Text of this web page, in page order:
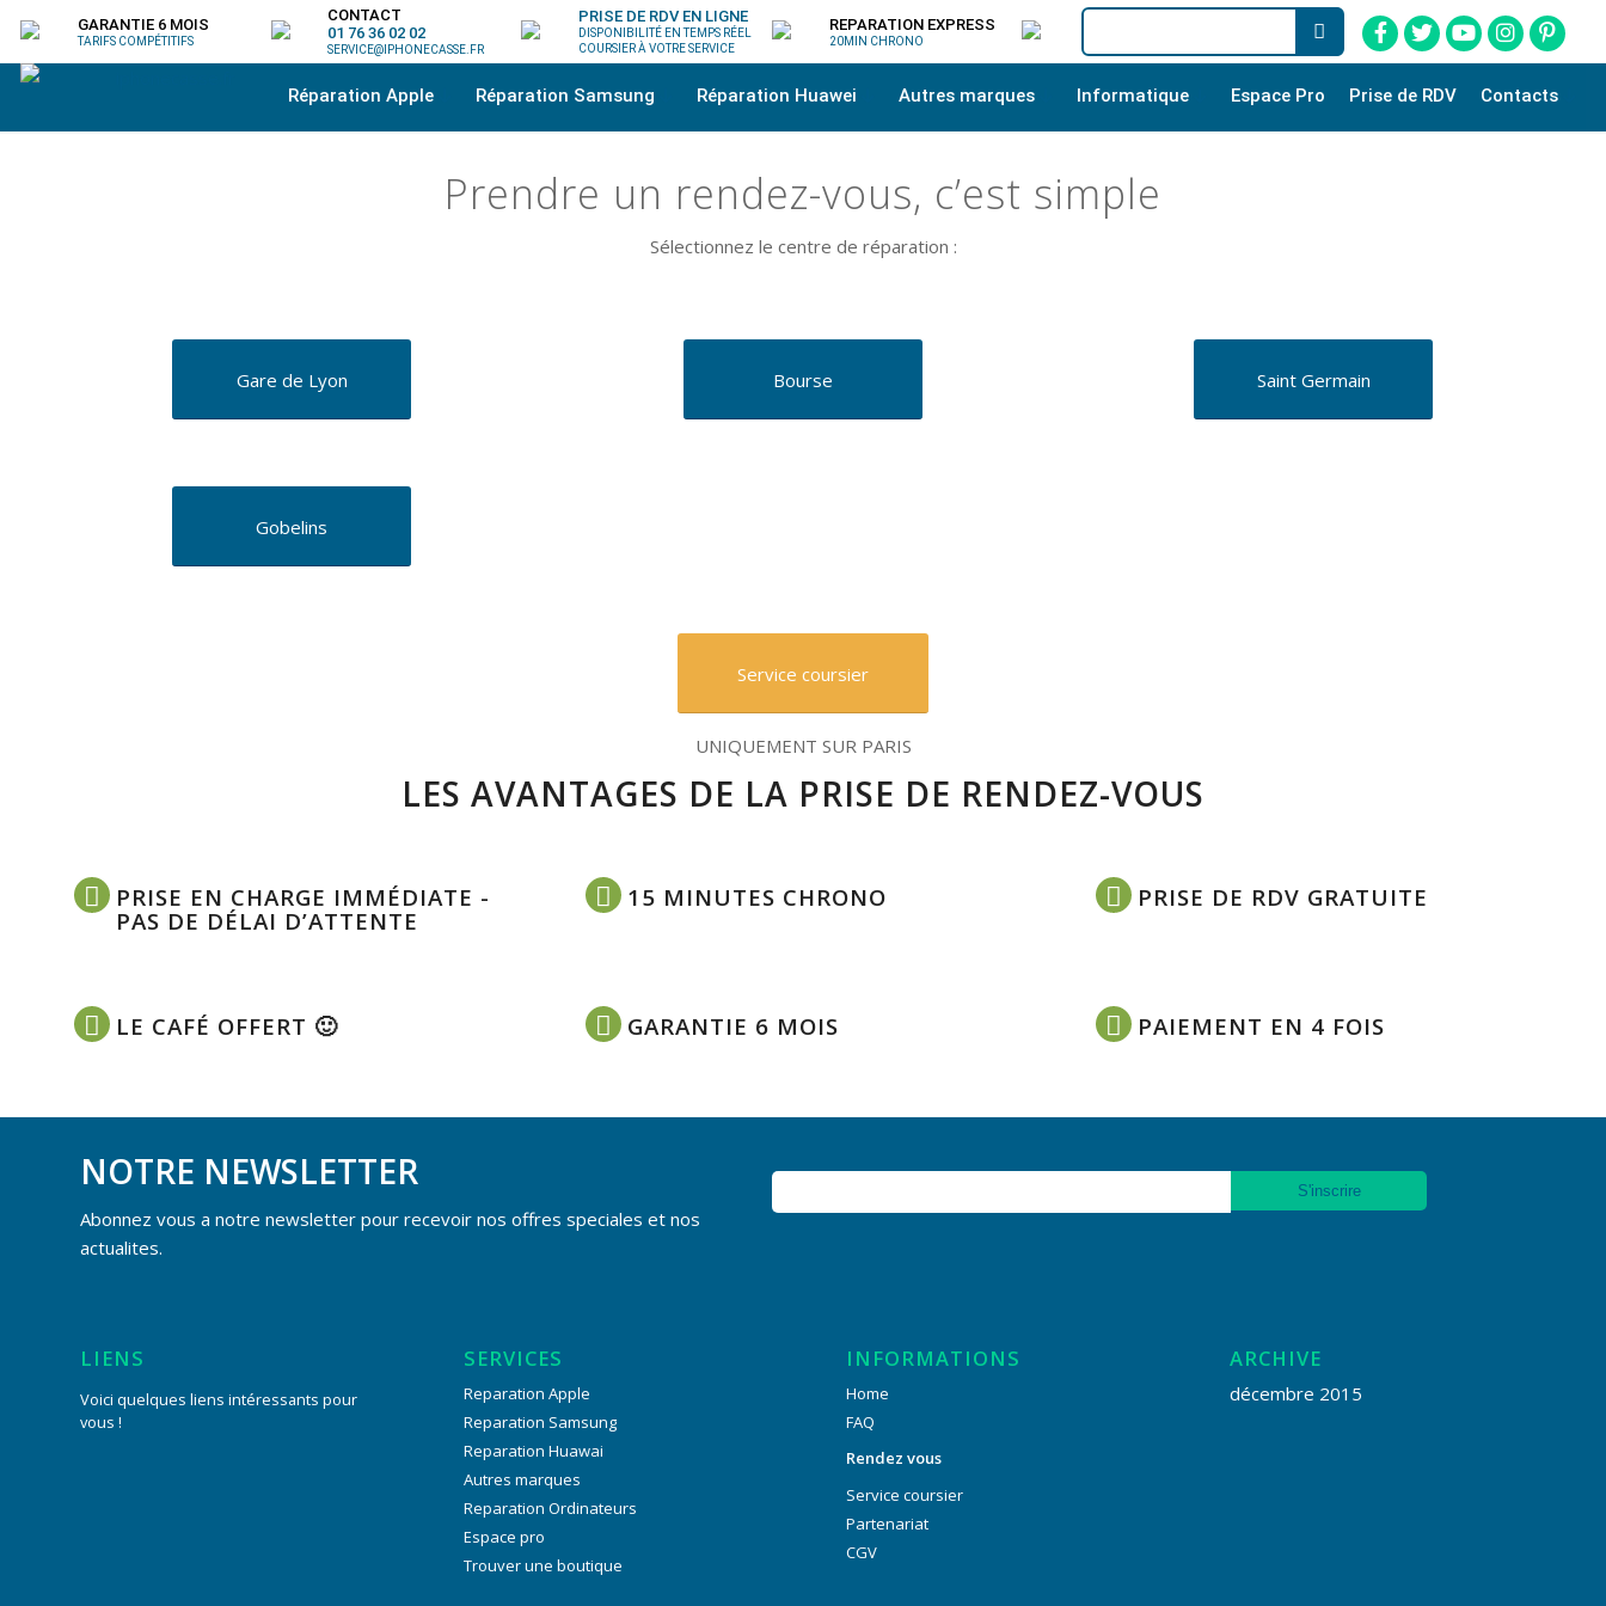
GARANTIE 6 MOIS
TARIFS COMPÉTITIFS
CONTACT
01 76 36 02 02
SERVICE@IPHONECASSE.FR
PRISE DE RDV EN LIGNE
DISPONIBILITÉ EN TEMPS RÉEL
COURSIER À VOTRE SERVICE
REPARATION EXPRESS
20MIN CHRONO
Réparation Apple Réparation Samsung Réparation Huawei Autres marques Informatique Espace Pro Prise de RDV Contacts
Prendre un rendez-vous, c’est simple
Sélectionnez le centre de réparation :
Gare de Lyon Bourse Saint Germain
Gobelins
Service coursier
UNIQUEMENT SUR PARIS
LES AVANTAGES DE LA PRISE DE RENDEZ-VOUS
PRISE EN CHARGE IMMÉDIATE -
PAS DE DÉLAI D’ATTENTE
15 MINUTES CHRONO PRISE DE RDV GRATUITE
LE CAFÉ OFFERT 🙂 GARANTIE 6 MOIS PAIEMENT EN 4 FOIS
NOTRE NEWSLETTER
Abonnez vous a notre newsletter pour recevoir nos offres speciales et nos
actualites.
LIENS
Voici quelques liens intéressants pour
vous !
SERVICES
Reparation Apple
Reparation Samsung
Reparation Huawai
Autres marques
Reparation Ordinateurs
Espace pro
Trouver une boutique
INFORMATIONS
Home
FAQ
Rendez vous
Service coursier
Partenariat
CGV
ARCHIVE
décembre 2015